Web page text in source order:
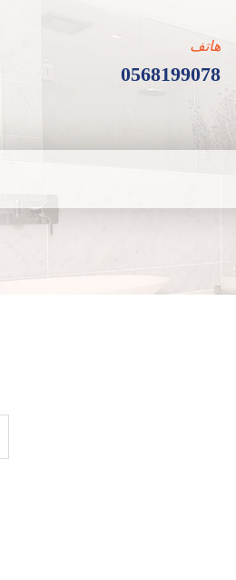
هاتف
0568199078